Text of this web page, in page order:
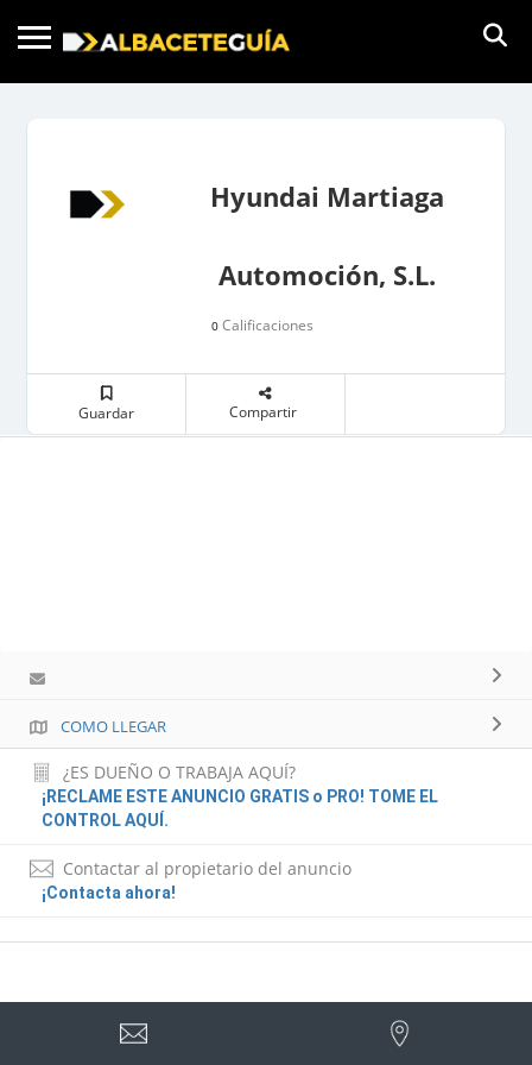
Hyundai Martiaga
Automoción, S.L.
0 Calificaciones
Guardar Compartir
COMO LLEGAR
¿ES DUEÑO O TRABAJA AQUÍ?
¡RECLAME ESTE ANUNCIO GRATIS o PRO! TOME EL
CONTROL AQUÍ.
Contactar al propietario del anuncio
¡Contacta ahora!